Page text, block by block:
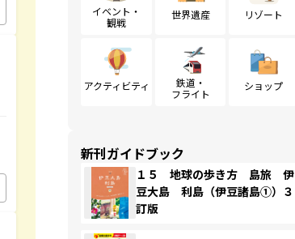
イベント・
観戦
世界遺産 リゾート
アクティビティ
鉄道・
フライト
ショップ
新刊ガイドブック
１５ 地球の歩き方 島旅 伊
豆大島 利島（伊豆諸島①）３
訂版